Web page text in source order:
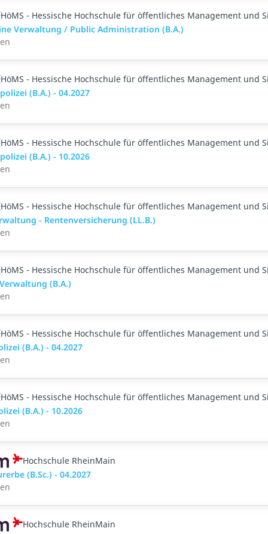
HöMS - Hessische Hochschule für öffentliches Management und
Verwaltung / Public Administration (B.A.)
HöMS - Hessische Hochschule für öffentliches Management und
(B.A.) - 04.2027
HöMS - Hessische Hochschule für öffentliches Management und
(B.A.) - 10.2026
HöMS - Hessische Hochschule für öffentliches Management und
- Rentenversicherung (LL.B.)
HöMS - Hessische Hochschule für öffentliches Management und
(B.A.)
HöMS - Hessische Hochschule für öffentliches Management und
(B.A.) - 04.2027
HöMS - Hessische Hochschule für öffentliches Management und
(B.A.) - 10.2026
Hochschule RheinMain
(B.Sc.) - 04.2027
Hochschule RheinMain